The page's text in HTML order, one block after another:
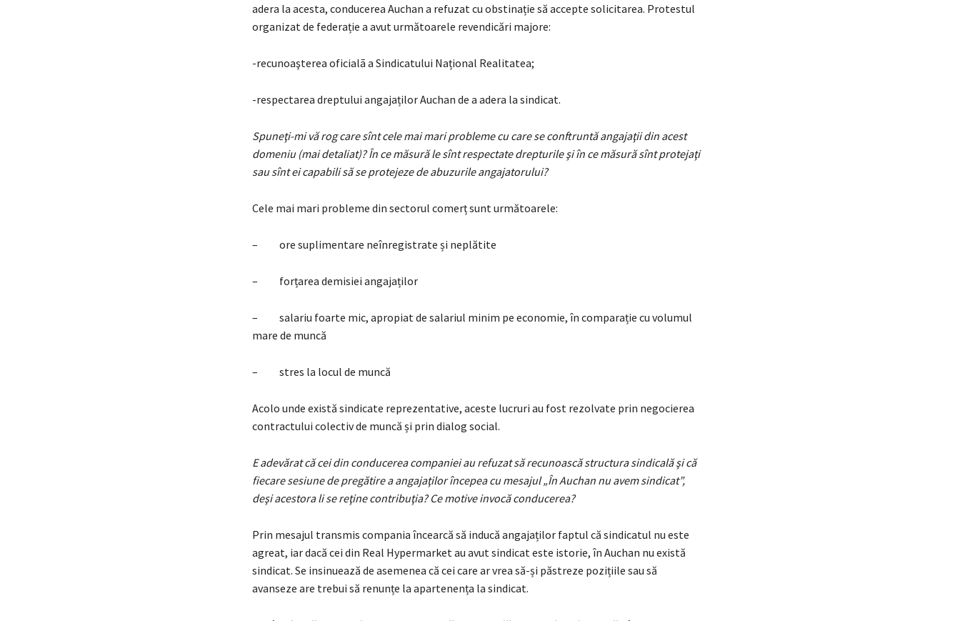
adera la acesta, conducerea Auchan a refuzat cu obstinație să accepte solicitarea. Protestul
organizat de federație a avut următoarele revendicări majore:
-recunoaşterea oficialã a Sindicatului Național Realitatea;
-respectarea dreptului angajaților Auchan de a adera la sindicat.
Spuneţi-mi vă rog care sînt cele mai mari probleme cu care se conftruntă angajaţii din acest
domeniu (mai detaliat)? În ce măsură le sînt respectate drepturile şi în ce măsură sînt protejaţi
sau sînt ei capabili să se protejeze de abuzurile angajatorului?
Cele mai mari probleme din sectorul comerț sunt următoarele:
– ore suplimentare neînregistrate și neplătite
– forțarea demisiei angajaților
– salariu foarte mic, apropiat de salariul minim pe economie, în comparație cu volumul
mare de muncă
– stres la locul de muncă
Acolo unde există sindicate reprezentative, aceste lucruri au fost rezolvate prin negocierea
contractului colectiv de muncă și prin dialog social.
E adevărat că cei din conducerea companiei au refuzat să recunoască structura sindicală şi că
fiecare sesiune de pregătire a angajaţilor începea cu mesajul „În Auchan nu avem sindicat”,
deşi acestora li se reţine contribuţia? Ce motive invocă conducerea?
Prin mesajul transmis compania încearcă să inducă angajaților faptul că sindicatul nu este
agreat, iar dacă cei din Real Hypermarket au avut sindicat este istorie, în Auchan nu există
sindicat. Se insinuează de asemenea că cei care ar vrea să-și păstreze pozițiile sau să
avanseze are trebui să renunțe la apartenența la sindicat.